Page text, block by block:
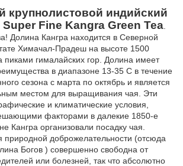
крупнолистовой индийский
Super Fine Kangra Green Tea
Долина Кангра находится в Северной
Химачал-Прадеш на высоте 1500
пиками гималайских гор. Долина имеет
в диапазоне 13-35 С в течение
сезона с марта по октябрь и является
местом для выращивания чая. Эти
и климатические условия,
факторами в далекие 1850-е
Кангра организовали посадку чая.
природной доброжелательности (отсюда
Богов ) совершенно свободна от
или болезней, так что абсолютно